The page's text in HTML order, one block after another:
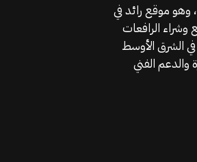
موقع قطع الغيار KGSAN وهو أحد اعمال شركة MAHALLAK، وهو موقع رائد في
وشراء الرافعات
الشرق الأوسط
الفني